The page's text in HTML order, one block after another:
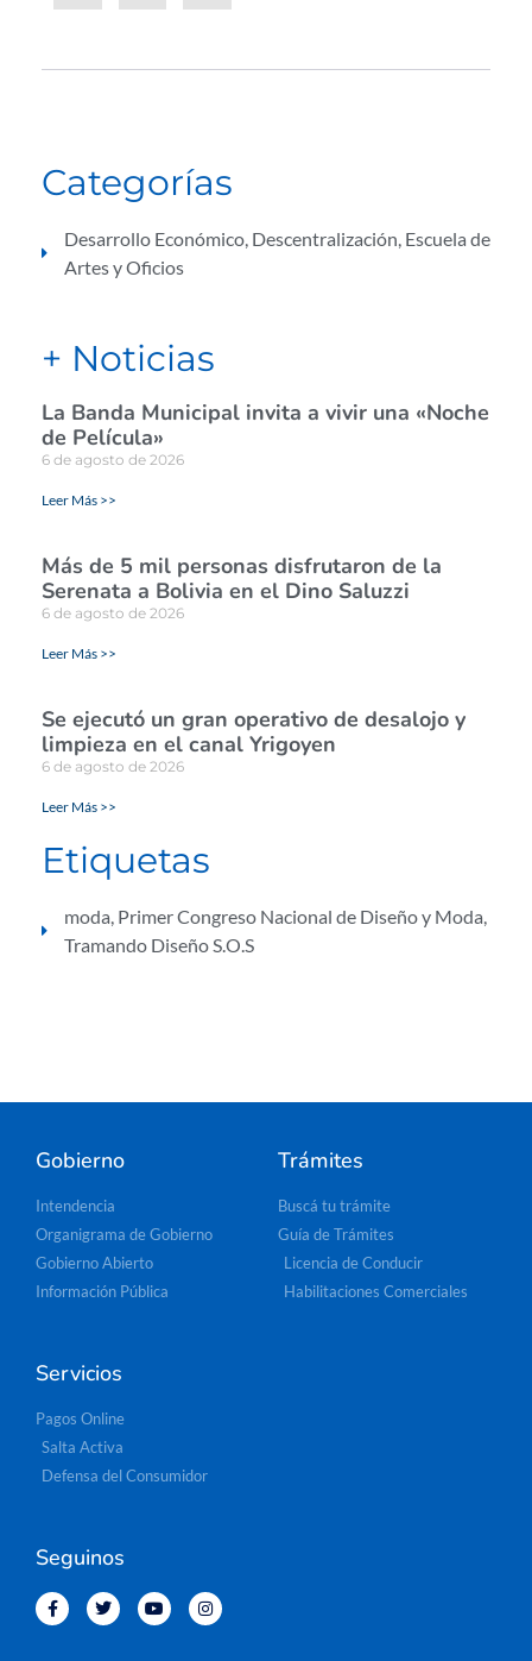
Categorías
Desarrollo Económico Descentralización Escuela de
Artes y Oficios
+ Noticias
La Banda Municipal invita a vivir una «Noche
de Película»
6 de agosto de 2026
Leer Más >>
Más de 5 mil personas disfrutaron de la
Serenata a Bolivia en el Dino Saluzzi
6 de agosto de 2026
Leer Más >>
Se ejecutó un gran operativo de desalojo y
limpieza en el canal Yrigoyen
6 de agosto de 2026
Leer Más >>
Etiquetas
moda Primer Congreso Nacional de Diseño y Moda
Tramando Diseño S.O.S
Gobierno
Intendencia
Organigrama de Gobierno
Gobierno Abierto
Información Pública
Trámites
Buscá tu trámite
Guía de Trámites
Licencia de Conducir
Habilitaciones Comerciales
Servicios
Pagos Online
Salta Activa
Defensa del Consumidor
Seguinos